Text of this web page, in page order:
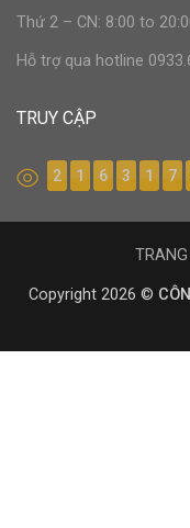
Thứ 2 – CN: 8:00 to
Hỗ trợ qua hotline
TRUY CẬP
2 1 6 3 1 7
Copyright 2026 ©